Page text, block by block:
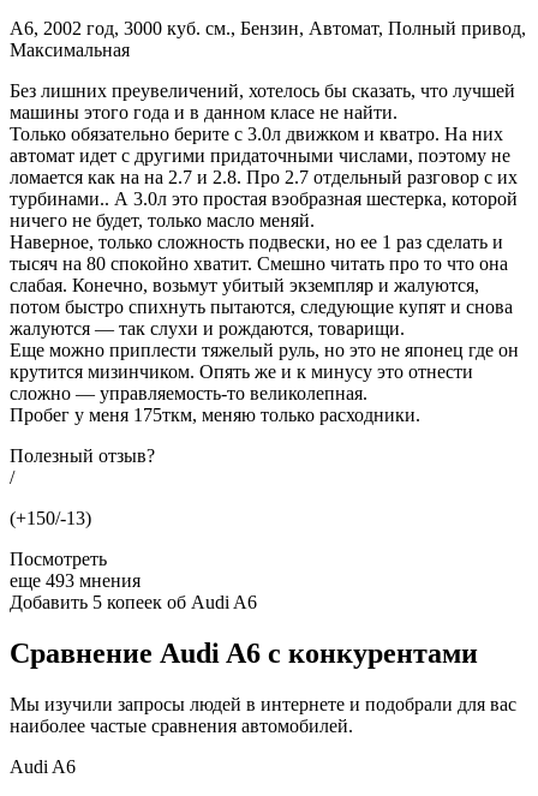
A6, 2002 год, 3000 куб. см., Бензин, Автомат, Полный привод,
Максимальная
Без лишних преувеличений, хотелось бы сказать, что лучшей
машины этого года и в данном класе не найти.
Только обязательно берите с 3.0л движком и кватро. На них
автомат идет с другими придаточными числами, поэтому не
ломается как на на 2.7 и 2.8. Про 2.7 отдельный разговор с их
турбинами.. А 3.0л это простая вэобразная шестерка, которой
ничего не будет, только масло меняй.
Наверное, только сложность подвески, но ее 1 раз сделать и
тысяч на 80 спокойно хватит. Смешно читать про то что она
слабая. Конечно, возьмут убитый экземпляр и жалуются,
потом быстро спихнуть пытаются, следующие купят и снова
жалуются — так слухи и рождаются, товарищи.
Еще можно приплести тяжелый руль, но это не японец где он
крутится мизинчиком. Опять же и к минусу это отнести
сложно — управляемость-то великолепная.
Пробег у меня 175ткм, меняю только расходники.
Полезный отзыв?
/
(+150/-13)
Посмотреть
еще 493 мнения
Добавить 5 копеек об Audi A6
Сравнение Audi A6 с конкурентами
Мы изучили запросы людей в интернете и подобрали для вас
наиболее частые сравнения автомобилей.
Audi A6